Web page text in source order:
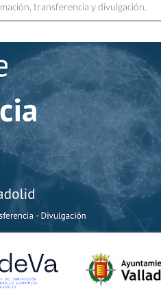
transferencia y divulgación.